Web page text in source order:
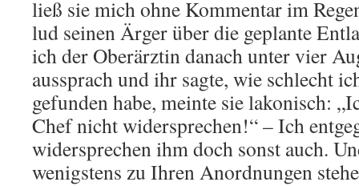
ließ sie mich ohne Kommentar im
lud seinen Ärger über die geplante
ich der Oberärztin danach unter vier
aussprach und ihr sagte, wie schlecht
gefunden habe, meinte sie lakonisch:
Chef nicht widersprechen!“ – Ich
widersprechen ihm doch sonst auch.
wenigstens zu Ihren Anordnungen